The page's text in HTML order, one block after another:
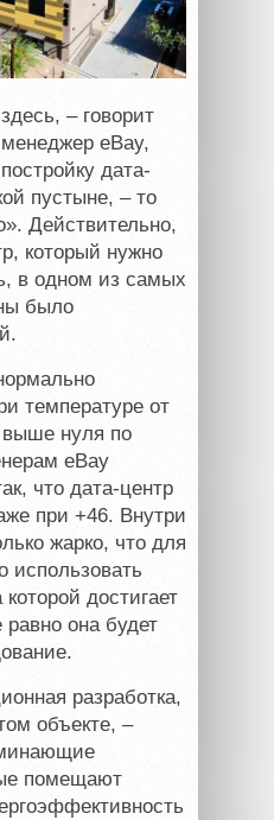
– говорит
eBay,
дата-
пустыне, – то
Действительно,
который нужно
в одном из самых
было
температуре от
выше нуля по
eBay
что дата-центр
при +46. Внутри
жарко, что для
использовать
достигает
равно она будет
разработка,
объекте, –
помещают